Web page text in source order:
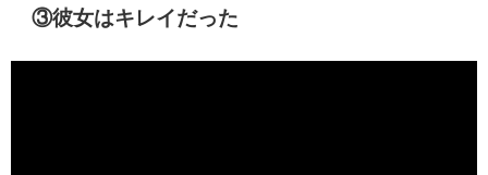
③彼女はキレイだった